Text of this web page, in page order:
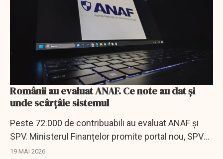
Românii au evaluat ANAF. Ce note au dat și
unde scârțâie sistemul
Peste 72.000 de contribuabili au evaluat ANAF și
SPV. Ministerul Finanțelor promite portal nou, SPV
modernizat și servicii digitale mai simple.
19 MAI 2026